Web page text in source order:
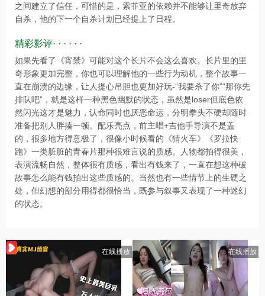
之间建立了信任，可惜的是，索菲亚的依赖并不能够让里奇放弃
自杀，他的下一个自杀计划已经提上了日程。
精彩影评· · · · · ·
如果先看了《宵禁》可能对这个长片不会这么喜欢。长片里的里
奇形象更加完整，你也可以理解他的一些行为动机，整个故事一
直在崩溃的边缘，让人提心吊胆也更加好玩-“我要杀了你”“那你先
排队吧”，就是这样一种黑色幽默的状态，虽然是loser但底色依
然闪光这才是魅力，认命同时也厌恶命运，分明拳头不硬却随时
准备把别人胖揍一顿。配乐亮点，前主唱+吉他手导演不是盖
的，很多地方得意极了，很像小时候看的《猜火车》《罗拉快
跑》一类脏脏的青春片那种很难言说的质感。人物都拍得很美，
表演流畅自然，整体很有质感，看出有钱来了，一直在想这种破
故事怎么能有钱拍出这些质感的。当然也有一些情节上的生硬之
处，但幻想的部分用得都很恰当，既参与叙事又表现了一种迷幻
的状态。